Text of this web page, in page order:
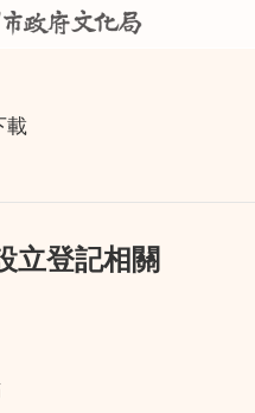
載
立登記相關